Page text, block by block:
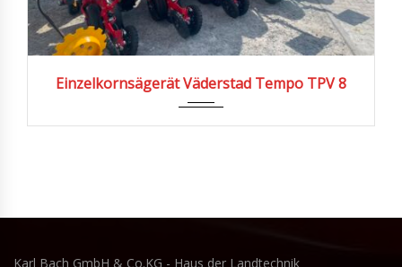
Einzelkornsägerät Väderstad Tempo TPV 8
Karl Bach GmbH & Co.KG - Haus der Landtechnik